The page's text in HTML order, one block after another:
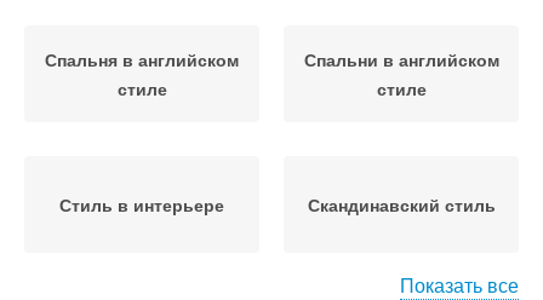
Спальня в английском
стиле
Спальни в английском
стиле
Стиль в интерьере Скандинавский стиль
Показать все